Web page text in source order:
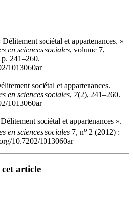
sociétal et appartenances. »
en sciences sociales, volume 7,
241–260.
1013060ar
sociétal et appartenances.
en sciences sociales, 7(2), 241–260.
1013060ar
sociétal et appartenances ».
en sciences sociales 7, no 2 (2012) :
10.7202/1013060ar
article